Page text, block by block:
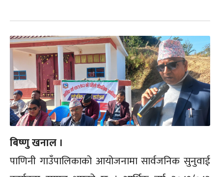
बिष्णु खनाल ।
पाणिनी गाउँपालिकाको आयोजनामा सार्वजनिक सुनुवाई